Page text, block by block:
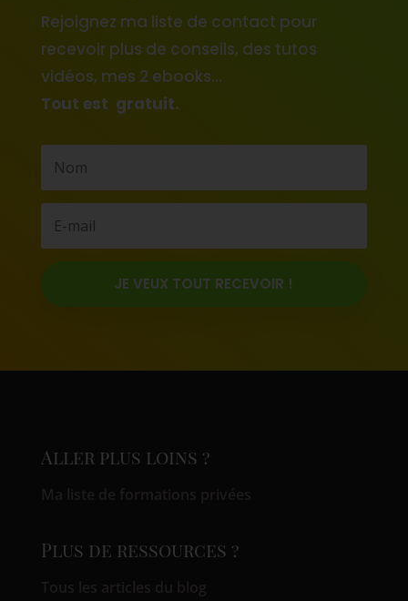
Rejoignez ma liste de contact pour
recevoir plus de conseils, des tutos
vidéos, mes 2 ebooks…
Tout est gratuit.
JE VEUX TOUT RECEVOIR !
Aller plus loins ?
Plus de ressources ?